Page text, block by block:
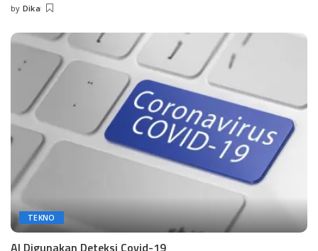
Posted
by Dika
TEKNO
AI Digunakan Deteksi Covid-19